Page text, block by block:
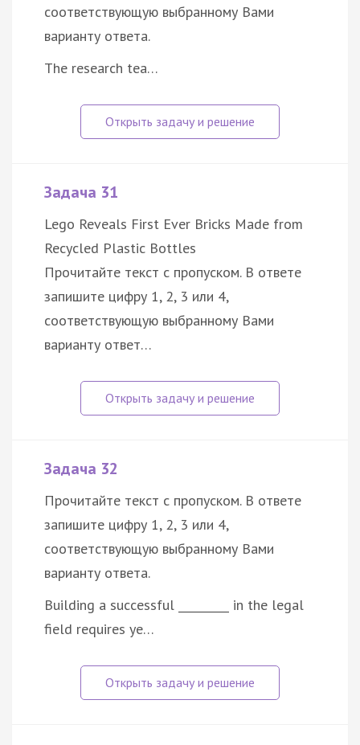
соответствующую выбранному Вами
варианту ответа.
The research tea…
Задача 31
Lego Reveals First Ever Bricks Made from
Recycled Plastic Bottles
Прочитайте текст с пропуском. В ответе
запишите цифру 1, 2, 3 или 4,
соответствующую выбранному Вами
варианту ответ…
Задача 32
Прочитайте текст с пропуском. В ответе
запишите цифру 1, 2, 3 или 4,
соответствующую выбранному Вами
варианту ответа.
Building a successful _________ in the legal
field requires ye…